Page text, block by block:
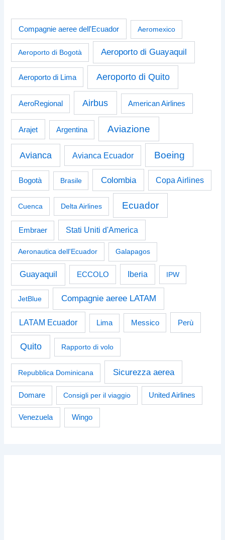
Compagnie aeree dell'Ecuador Aeromexico
Aeroporto di Bogotà Aeroporto di Guayaquil
Aeroporto di Lima Aeroporto di Quito
AeroRegional Airbus American Airlines
Arajet Argentina Aviazione
Avianca Avianca Ecuador Boeing
Bogotà Brasile Colombia Copa Airlines
Cuenca Delta Airlines Ecuador
Embraer Stati Uniti d'America
Aeronautica dell'Ecuador Galapagos
Guayaquil ECCOLO Iberia IPW
JetBlue Compagnie aeree LATAM
LATAM Ecuador Lima Messico Perù
Quito Rapporto di volo
Repubblica Dominicana Sicurezza aerea
Domare Consigli per il viaggio United Airlines
Venezuela Wingo